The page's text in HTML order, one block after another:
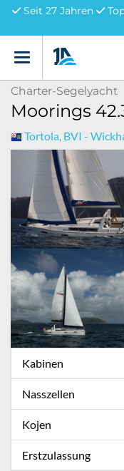
Seit 27 Jahren
Menü
Charter-Segelyacht
Moorings
Tortola, BVI -
Kabinen
Nasszellen
Kojen
Erstzulassung